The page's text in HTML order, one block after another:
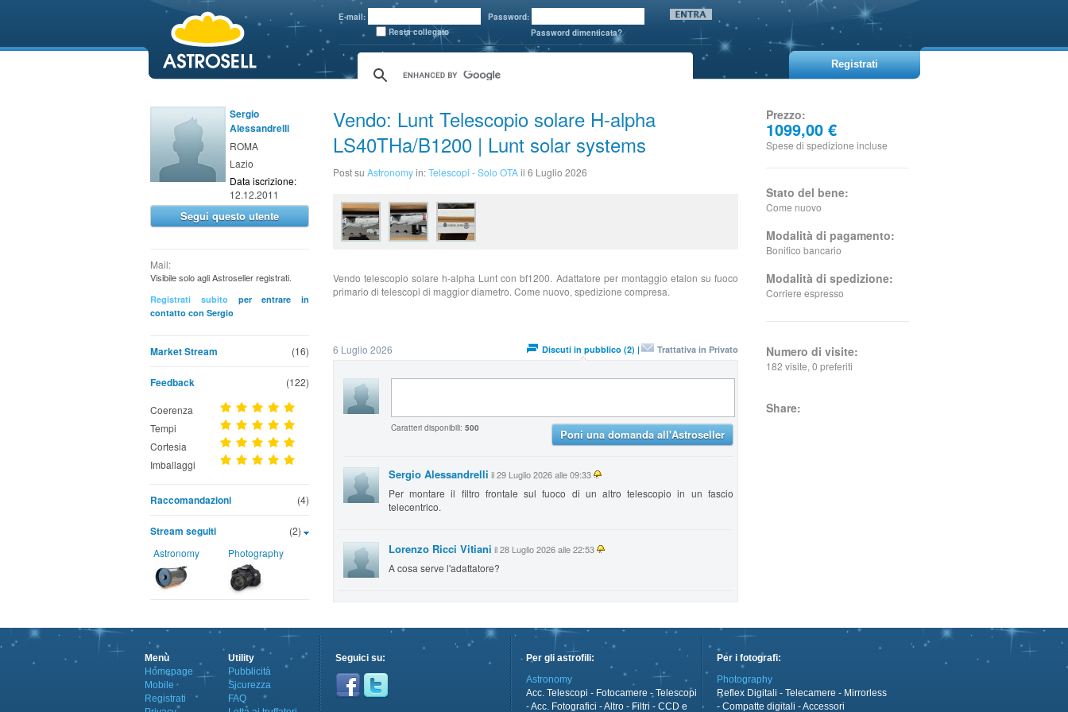
E-mail:
Password:
Resta collegato
Password dimenticata?
Registrati
Sergio
Alessandrelli
ROMA
Lazio
Data iscrizione:
12.12.2011
Segui questo utente
Mail:
Visibile solo agli Astroseller registrati.
Registrati subitoper entrare in
contatto con Sergio
(16)
Market Stream
Feedback (122)
Coerenza
Tempi
Cortesia
Imballaggi
(4)
Raccomandazioni
(2)
Stream seguiti
Astronomy Photography
Vendo: Lunt Telescopio solare H-alpha
LS40THa/B1200 | Lunt solar systems
Post su Astronomyin:Telescopi - Solo OTAil 6 Luglio 2026
Vendo telescopio solare h-alpha Lunt con bf1200. Adattatore per montaggio etalon su fuoco
primario di telescopi di maggior diametro. Come nuovo, spedizione compresa.
6 Luglio 2026 Discuti in pubblico (2) | Trattativa in Privato
Caratteri disponibili: 500 Poni una domanda all'Astroseller
Sergio Alessandrelli il 29 Luglio 2026 alle 09:33
Per montare il filtro frontale sul fuoco di un altro telescopio in un fascio
telecentrico.
Lorenzo Ricci Vitiani il 28 Luglio 2026 alle 22:53
A cosa serve l'adattatore?
Prezzo:
1099,00 €
Spese di spedizione incluse
Stato del bene:
Come nuovo
Modalità di pagamento:
Bonifico bancario
Modalità di spedizione:
Corriere espresso
Numero di visite:
182 visite, 0 preferiti
Share:
Menù
Homepage
Mobile
Registrati
Utility
Pubblicità
Sicurezza
FAQ
Seguici su:
Per gli astrofili:
Astronomy
Acc. Telescopi - Fotocamere -Telescopi
-Acc. Fotografici -Altro - Filtri - CCD e
Per i fotografi:
Photography
Reflex Digitali - Telecamere - Mirrorless
- Compatte digitali -Accessori